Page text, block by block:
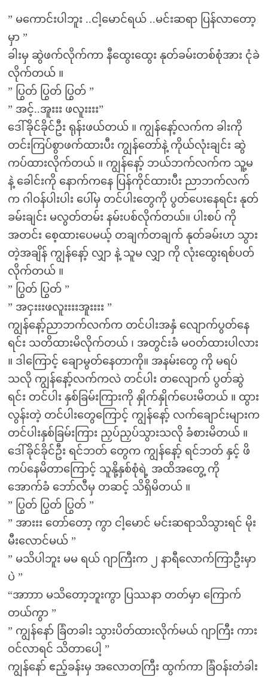
” မကောင်းပါဘူး ..ငါ့မောင်ရယ် ..မင်းဆရာ ပြန်လာတော့
မှာ ”
ခါးမှ ဆွဲဖက်လိုက်ကာ နီထွေးထွေး နုတ်ခမ်းတစ်စုံအား ငုံခဲ
လိုက်တယ် ။
” ပြွတ် ပြွတ် ပြွတ် ”
” အင့်..အူးးး ဖလူးးးး”
ဒေါ်ခိုင်ခိုင်ဦး ရုန်းဖယ်တယ် ။ ကျွန်နော့်လက်က ခါးကို
တင်းကြပ်စွာဖက်ထားပီး ကျွန်တော်နဲ့ ကိုယ်လုံးချင်း ဆွဲ
ကပ်ထားလိုက်တယ် ။ ကျွန်နော့် ဘယ်ဘက်လက်က သူ့မ
နဲ့ ခေါင်းကို နောက်ကနေ ပြန်ကိုင်ထားပီး ညာဘက်လက်
က ဂါဝန်ပါးပါး ပေါ်မှ တင်ပါးတွေကို ပွတ်ပေးနေရင်း နုတ်
ခမ်းချင်း မလွတ်တမ်း နမ်းပစ်လိုက်တယ်။ ပါးစပ် ကို
အတင်း စေ့ထားပေမယ့် တချက်တချက် နုတ်ခမ်းဟ သွား
တဲ့အချိန် ကျွန်နော့် လျှာ နဲ့ သူမ လျှာ ကို လုံးထွေးရစ်ပတ်
လိုက်တယ် ။
” ပြွတ် ပြွတ် ”
” အငှးးးဖလူးးးးအူးးးး ”
ကျွန်နော့်ညာဘက်လက်က တင်ပါးအနှံ လျောက်ပွတ်နေ
ရင်း သတိထားမိလိုက်တယ် ၊ အတွင်းခံ မဝတ်ထားပါလား
။ ဒါကြောင့် ချောမွတ်နေတာကို။ အနမ်းတွေ ကို မရပ်
သလို ကျွန်နော့်လက်ကလဲ တင်ပါး တလျောက် ပွတ်ဆွဲ
ရင်း တင်ပါး နှစ်ခြမ်းကြားကို နှိုက်နှိုက်ပေးမိတယ် ။ ထွား
လွန်းတဲ့ တင်ပါးတွေကြောင့် ကျွန်နော့် လက်ချောင်းများက
တင်ပါးနှစ်ခြမ်းကြား ညှပ်ညှပ်သွားသလို ခံစားမိတယ် ။
ဒေါ်ခိုင်ခိုင်ဦး ရင်ဘတ် တွေက ကျွန်နော့် ရင်ဘတ် နှင့် ဖိ
ကပ်နေမိတာကြောင့် သူနို့နှစ်စုံရဲ့ အထိအတွေ့ ကို
အောက်ခံ ဘော်လီမှ တဆင့် သိရှိမိတယ် ။
” ပြွတ် ပြွတ် ပြွတ် ”
” အားးး တော်တော့ ကွာ ငါ့မောင် မင်းဆရာသိသွားရင် မိုး
မီးလောင်မယ် ”
” မသိပါဘူး မမ ရယ် ဂျာကြီးက ၂ နာရီလောက်ကြာဦးမှာ
ပဲ ”
“အာာာာ မသိတော့ဘူးကွာ ပြဿနာ တတ်မှာ ကြောက်
တယ်ကွာ ”
” ကျွန်နော် ခြံတခါး သွားပိတ်ထားလိုက်မယ် ဂျာကြီး ကား
ဝင်လာရင် သိတာပေါ့ ”
ကျွန်နော် ဧည့်ခန်းမှ အလောတကြီး ထွက်ကာ ခြံဝန်းတံခါး